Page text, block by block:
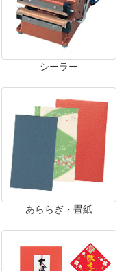
シーラー
あららぎ・畳紙